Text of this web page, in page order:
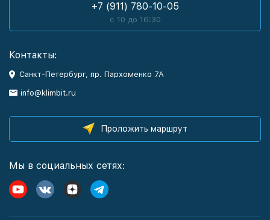
+7 (911) 780-10-05
с 10 до 16:30
Контакты:
Санкт-Петербург, пр. Пархоменко 7А
info@klimbit.ru
Проложить маршрут
Мы в социальных сетях: